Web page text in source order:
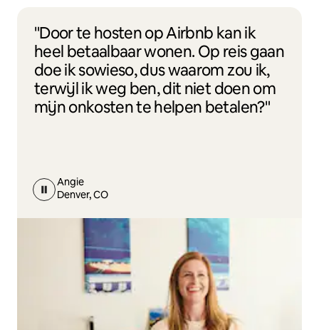
"Door te hosten op Airbnb kan ik
heel betaalbaar wonen. Op reis gaan
doe ik sowieso, dus waarom zou ik,
terwijl ik weg ben, dit niet doen om
mijn onkosten te helpen betalen?"
Angie
Denver, CO